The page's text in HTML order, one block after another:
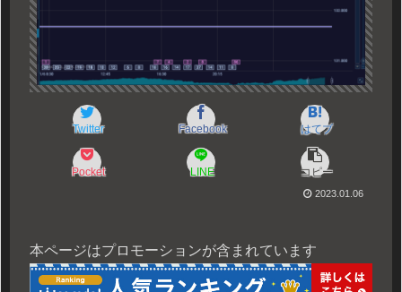
Twitter Facebook はてブ
Pocket LINE コピー
2023.01.06
本ページはプロモーションが含まれています